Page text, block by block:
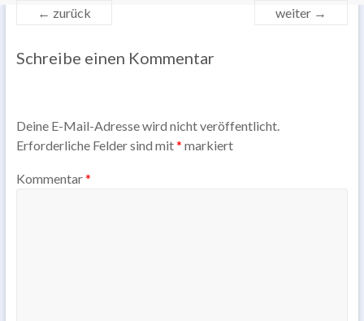
← zurück weiter →
Schreibe einen Kommentar
Deine E-Mail-Adresse wird nicht veröffentlicht.
Erforderliche Felder sind mit* markiert
Kommentar*